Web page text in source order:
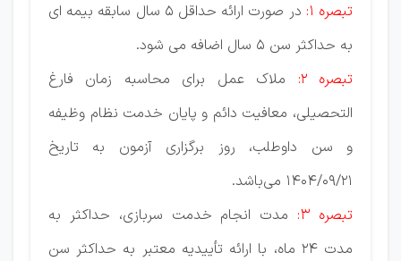
تبصره 1:
در صورت ارائه حداقل 5 سال سابقه بیمه ای
به حداکثر سن 5 سال اضافه می شود.
تبصره 2:
ملاک عمل برای محاسبه زمان فارغ
التحصیلی، معافیت دائم و پایان خدمت نظام وظیفه
و سن داوطلب، روز برگزاری آزمون به تاریخ
1404/09/21 می‌باشد.
تبصره 3:
مدت انجام خدمت سربازی، حداکثر به
مدت 24 ماه، با ارائه تأییدیه معتبر به حداکثر سن